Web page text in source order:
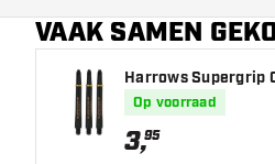
VAAK SAMEN
Harrows Supergrip
Op voorraad
3,95